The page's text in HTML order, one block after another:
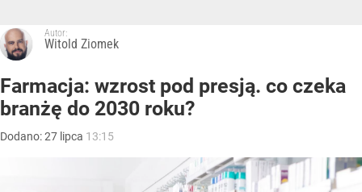
Autor:
Witold Ziomek
Farmacja: wzrost pod presją. co czeka
branżę do 2030 roku?
Dodano:27 lipca 13:15